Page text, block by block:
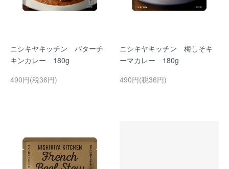
ニシキヤキッチン バターチ
キンカレー 180g
490円(税36円)
ニシキヤキッチン 梅しそキ
ーマカレー 180g
490円(税36円)